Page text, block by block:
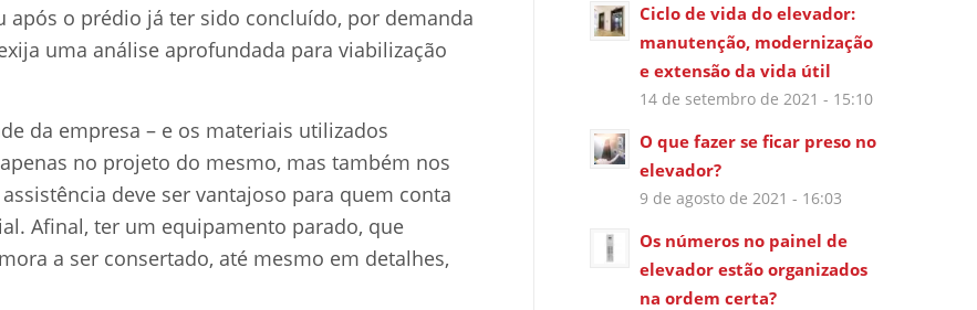
o prédio já ter sido concluído, por demanda
uma análise aprofundada para viabilização
da empresa – e os materiais utilizados
no projeto do mesmo, mas também nos
deve ser vantajoso para quem conta
Afinal, ter um equipamento parado, que
a ser consertado, até mesmo em detalhes,
Ciclo de vida do elevador:
manutenção, modernização
e extensão da vida útil
14 de setembro de 2021 - 15:10
O que fazer se ficar preso no
elevador?
9 de agosto de 2021 - 16:03
Os números no painel de
elevador estão organizados
na ordem certa?